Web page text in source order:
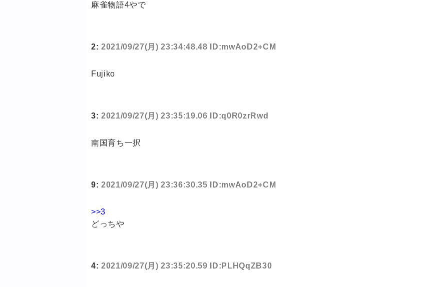
麻雀物語4やで
2: 2021/09/27(月) 23:34:48.48 ID:mwAoD2+CM
Fujiko
3: 2021/09/27(月) 23:35:19.06 ID:q0R0zrRwd
南国育ち一択
9: 2021/09/27(月) 23:36:30.35 ID:mwAoD2+CM
>>3
どっちや
4: 2021/09/27(月) 23:35:20.59 ID:PLHQqZB30